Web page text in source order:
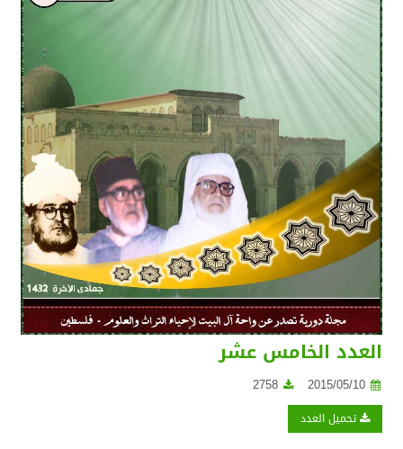
العدد الخامس عشر
2015/05/10
2758
تحميل العدد